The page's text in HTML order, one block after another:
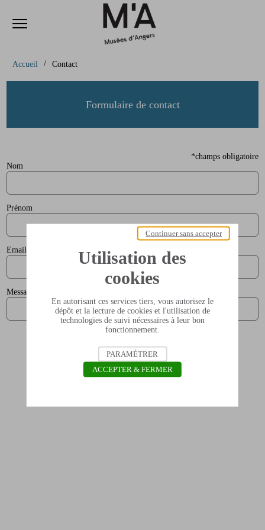
Accèder directement au contenu
Accèder directement au contenu
Ouvrir le menu
Accueil Contact
Formulaire de contact
*champs obligatoire
Nom
Prénom
Email
Message
Utilisation des
cookies
En autorisant ces services tiers, vous autorisez le
dépôt et la lecture de cookies et l'utilisation de
technologies de suivi nécessaires à leur bon
fonctionnement.
Continuer sans accepter
PARAMÉTRER
ACCEPTER & FERMER